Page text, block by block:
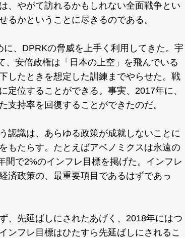
、やがて訪れるかもしれない全面戦争とい
るかということに尽きるのである。
、DPRKの脅威を上手く利用してきた。宇
安倍政権は「日本の上空」を飛んでいる
したときを想定した訓練までやらせた。戦
位することができる。事実、2017年に、
支持率を回復することができたのだ。
識は、あらゆる政策が成就しないことに
もたらす。たとえばアベノミクスは永遠の
間で2%のインフレ目標を掲げた。インフレ
済政策の、最重要項目であるはずであっ
先延ばしにされたあげく、2018年にはつ
ンフレ目標はひたすら先延ばしにされるこ